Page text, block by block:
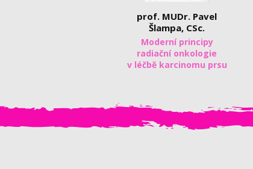
prof. MUDr. Pavel
Šlampa, CSc.
Moderní principy
radiační onkologie
v léčbě karcinomu prsu